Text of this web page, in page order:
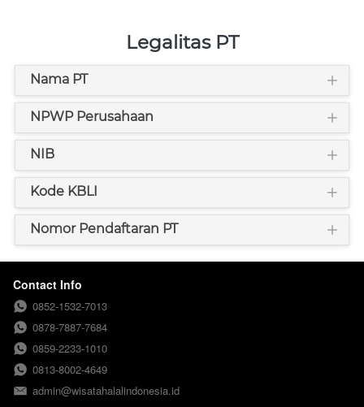
Legalitas PT
Nama PT
NPWP Perusahaan
NIB
Kode KBLI
Nomor Pendaftaran PT
Contact Info
0852-1532-7013
0878-7887-7684
0859-2233-1010
0813-8002-4649
admin@wisatahalalindonesia.id